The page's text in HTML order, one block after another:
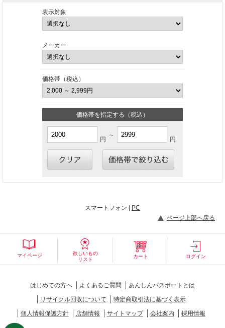
表示対象
メーカー
価格帯（税込）
価格帯を指定する（税込）
円
～
円
スマートフォン |
PC
ページ上部へ戻る
マイページ
欲しいもの
リスト
カート ログイン
はじめての方へ よくあるご質問
あんしんパスポートとは
リサイクル回収について
特定商取引法に基づく表示
個人情報保護方針
店舗情報 サイトマップ 会社案内 採用情報